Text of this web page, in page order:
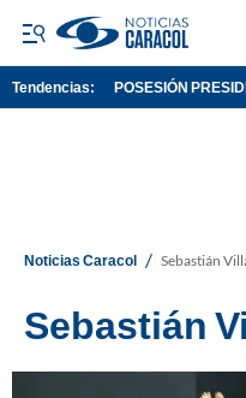
Tendencias: POSESIÓN
Noticias Caracol / Sebastián
Sebastián